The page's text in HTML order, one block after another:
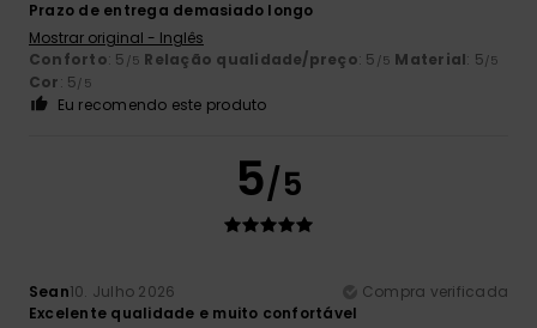
Prazo de entrega demasiado longo
Mostrar original - Inglês
Conforto: 5 /5 Relação qualidade/preço: 5 /5 Material: 5/5
Cor: 5/5
Eu recomendo este produto
5/5
Sean10. Julho 2026
Compra verificada
Excelente qualidade e muito confortável